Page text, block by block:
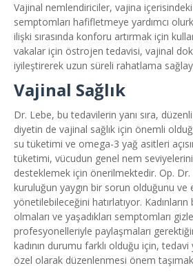
Vajinal nemlendiriciler, vajina içerisindeki
semptomları hafifletmeye yardımcı
ilişki sırasında konforu artırmak için
vakalar için östrojen tedavisi, vajinal
iyileştirerek uzun süreli rahatlama
Vajinal Sağlık
Dr. Lebe, bu tedavilerin yanı sıra,
diyetin de vajinal sağlık için önemli
su tüketimi ve omega-3 yağ asitleri
tüketimi, vücudun genel nem seviyelerini
desteklemek için önerilmektedir. Op.
kuruluğun yaygın bir sorun olduğunu ve
yönetilebileceğini hatırlatıyor.
olmaları ve yaşadıkları semptomları
profesyonelleriyle paylaşmaları
kadının durumu farklı olduğu için, tedavi
özel olarak düzenlenmesi önem